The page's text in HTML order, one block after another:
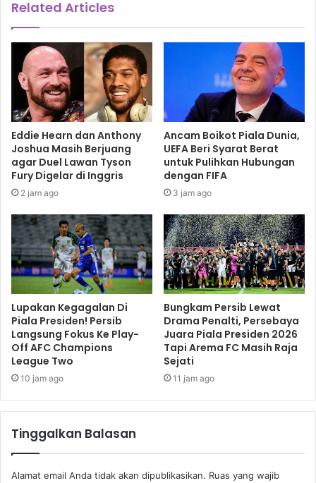
Buat Canélo kini, duél berikutnya mungkin bukan dengan
siapa, tapi siapa yang paling diinginkan penonton dan
paling besar peluangnya meraup bayaran tinggi.
Sebab, selain Golovkin di kelas menengah, Dmitry Bivol,
juara kelas berat ringan WBA pun ingin menjajal
kemampuan Canélo yang pernah menang atas juara berat
ringan WBO Sergey Kovalev.
callum smith canelo alvarez
Gennady golovkin
Related Articles
Eddie Hearn dan Anthony
Joshua Masih Berjuang
agar Duel Lawan Tyson
Fury Digelar di Inggris
2 jam ago
Ancam Boikot Piala Dunia,
UEFA Beri Syarat Berat
untuk Pulihkan Hubungan
dengan FIFA
3 jam ago
Lupakan Kegagalan Di
Piala Presiden! Persib
Langsung Fokus Ke Play-
Off AFC Champions
League Two
10 jam ago
Bungkam Persib Lewat
Drama Penalti, Persebaya
Juara Piala Presiden 2026
Tapi Arema FC Masih Raja
Sejati
11 jam ago
Tinggalkan Balasan
Alamat email Anda tidak akan dipublikasikan. Ruas yang wajib